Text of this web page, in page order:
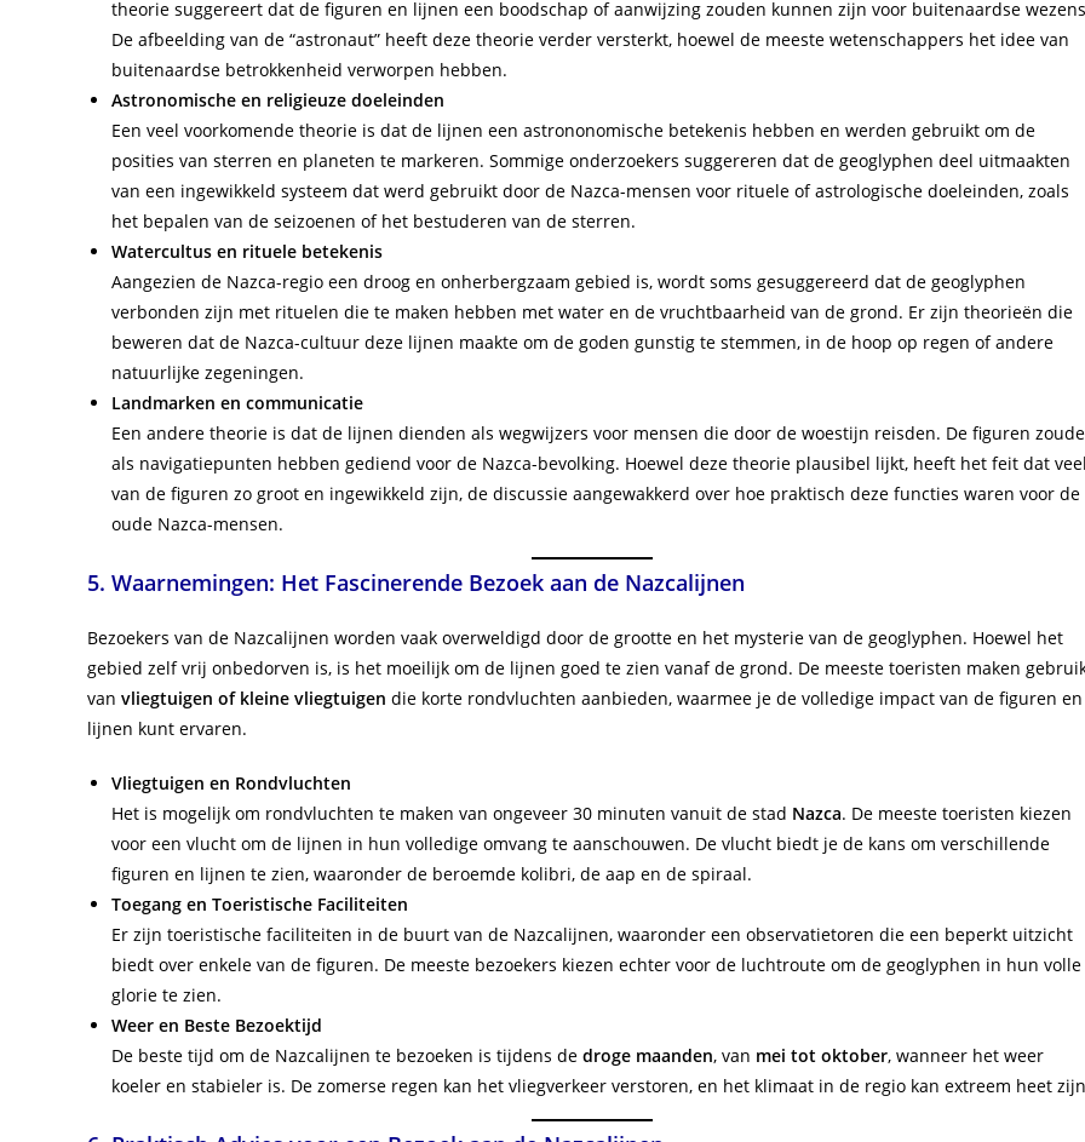
theorie suggereert dat de figuren en lijnen een boodschap of aanwijzing zouden kunnen zijn voor buitenaardse
De afbeelding van de “astronaut” heeft deze theorie verder versterkt, hoewel de meeste wetenschappers het idee van
buitenaardse betrokkenheid verworpen hebben.
Astronomische en religieuze doeleinden
Een veel voorkomende theorie is dat de lijnen een astrononomische betekenis hebben en werden gebruikt om de
posities van sterren en planeten te markeren. Sommige onderzoekers suggereren dat de geoglyphen deel uitmaakten
van een ingewikkeld systeem dat werd gebruikt door de Nazca-mensen voor rituele of astrologische doeleinden, zoals
het bepalen van de seizoenen of het bestuderen van de sterren.
Watercultus en rituele betekenis
Aangezien de Nazca-regio een droog en onherbergzaam gebied is, wordt soms gesuggereerd dat de geoglyphen
verbonden zijn met rituelen die te maken hebben met water en de vruchtbaarheid van de grond. Er zijn theorieën die
beweren dat de Nazca-cultuur deze lijnen maakte om de goden gunstig te stemmen, in de hoop op regen of andere
natuurlijke zegeningen.
Landmarken en communicatie
Een andere theorie is dat de lijnen dienden als wegwijzers voor mensen die door de woestijn reisden. De figuren
als navigatiepunten hebben gediend voor de Nazca-bevolking. Hoewel deze theorie plausibel lijkt, heeft het feit dat veel
van de figuren zo groot en ingewikkeld zijn, de discussie aangewakkerd over hoe praktisch deze functies waren voor de
oude Nazca-mensen.
5. Waarnemingen: Het Fascinerende Bezoek aan de Nazcalijnen
Bezoekers van de Nazcalijnen worden vaak overweldigd door de grootte en het mysterie van de geoglyphen. Hoewel het
gebied zelf vrij onbedorven is, is het moeilijk om de lijnen goed te zien vanaf de grond. De meeste toeristen maken
van vliegtuigen of kleine vliegtuigen die korte rondvluchten aanbieden, waarmee je de volledige impact van de figuren en
lijnen kunt ervaren.
Vliegtuigen en Rondvluchten
Het is mogelijk om rondvluchten te maken van ongeveer 30 minuten vanuit de stad Nazca. De meeste toeristen kiezen
voor een vlucht om de lijnen in hun volledige omvang te aanschouwen. De vlucht biedt je de kans om verschillende
figuren en lijnen te zien, waaronder de beroemde kolibri, de aap en de spiraal.
Toegang en Toeristische Faciliteiten
Er zijn toeristische faciliteiten in de buurt van de Nazcalijnen, waaronder een observatietoren die een beperkt uitzicht
biedt over enkele van de figuren. De meeste bezoekers kiezen echter voor de luchtroute om de geoglyphen in hun volle
glorie te zien.
Weer en Beste Bezoektijd
De beste tijd om de Nazcalijnen te bezoeken is tijdens de droge maanden, van mei tot oktober, wanneer het weer
koeler en stabieler is. De zomerse regen kan het vliegverkeer verstoren, en het klimaat in de regio kan extreem heet